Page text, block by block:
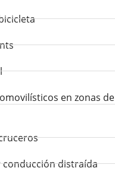
en zonas de
conducción distraída